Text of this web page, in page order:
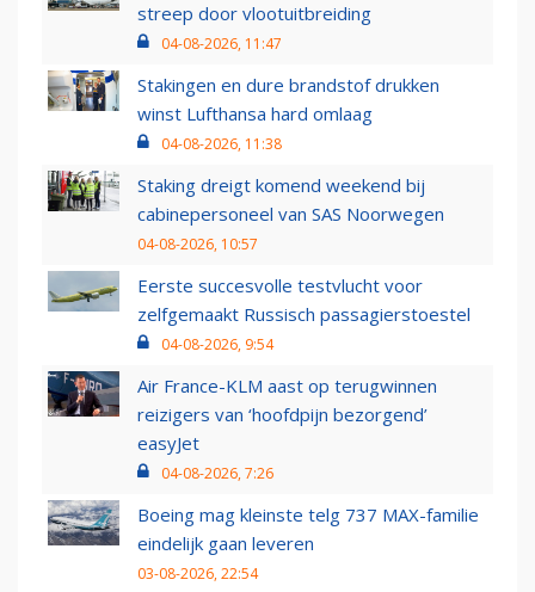
streep door vlootuitbreiding
04-08-2026, 11:47
Stakingen en dure brandstof drukken
winst Lufthansa hard omlaag
04-08-2026, 11:38
Staking dreigt komend weekend bij
cabinepersoneel van SAS Noorwegen
04-08-2026, 10:57
Eerste succesvolle testvlucht voor
zelfgemaakt Russisch passagierstoestel
04-08-2026, 9:54
Air France-KLM aast op terugwinnen
reizigers van ‘hoofdpijn bezorgend’
easyJet
04-08-2026, 7:26
Boeing mag kleinste telg 737 MAX-familie
eindelijk gaan leveren
03-08-2026, 22:54